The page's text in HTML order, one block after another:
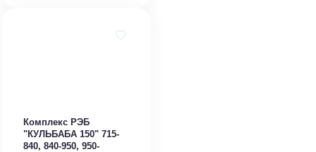
Комплекс РЭБ
"КУЛЬБАБА 150" 715-
840, 840-950, 950-